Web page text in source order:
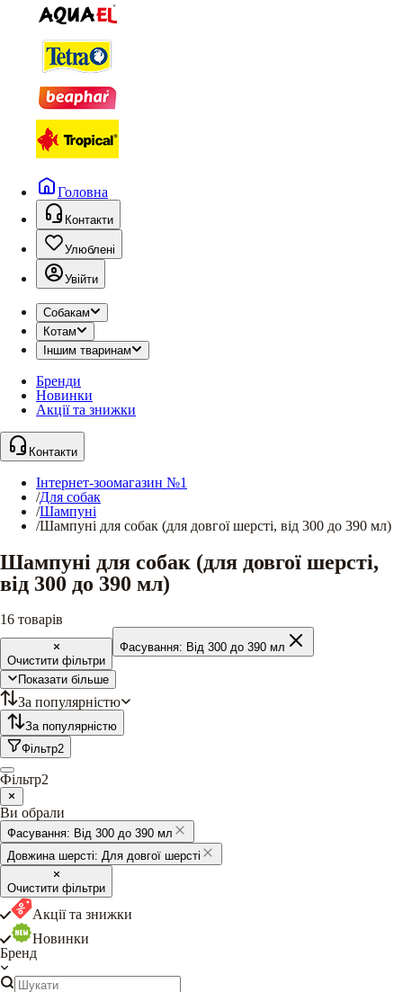
Головна
Контакти
Улюблені
Увійти
Собакам
Котам
Іншим тваринам
Бренди
Новинки
Акції та знижки
Контакти
Інтернет-зоомагазин №1
/Для собак
/Шампуні
/Шампуні для собак (для довгої шерсті, від 300 до 390 мл)
Шампуні для собак (для довгої шерсті,
від 300 до 390 мл)
16 товарів
Очистити фільтри
Фасування: Від 300 до 390 мл
Показати більше
За популярністю
За популярністю
Фільтр2
Фільтр2
Ви обрали
Фасування: Від 300 до 390 мл
Довжина шерсті: Для довгої шерсті
Очистити фільтри
Акції та знижки
Новинки
Бренд